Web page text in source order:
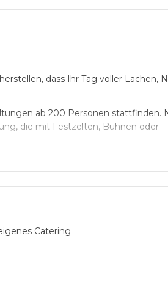
dass Ihr Tag voller Lachen,
ab 200 Personen stattfinden.
die mit Festzelten, Bühnen oder
Weihnachtsmarkt bietet die
um sicherzustellen,
leckeren Snacks bis hin zu
Catering